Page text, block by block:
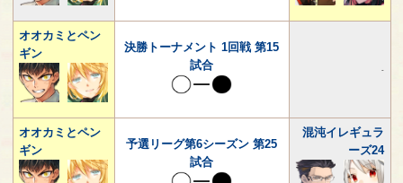
オオカミとペン
ギン
決勝トーナメント 1回戦 第15
試合
-
オオカミとペン
ギン
予選リーグ第6シーズン 第25
試合
混沌イレギュラ
ーズ24